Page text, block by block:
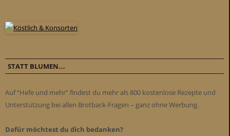
STATT BLUMEN…
Auf “Hefe und mehr” findest du mehr als 800 kostenlose Rezepte und
Unterstützung bei allen Brotback-Fragen – ganz ohne Werbung.
Dafür möchtest du dich bedanken?